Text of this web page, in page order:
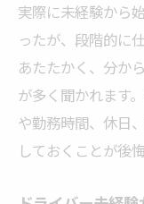
実際に未経験から
ったが、段階的に
あたたかく、分か
が多く聞かれます
や勤務時間、休日
しておくことが後